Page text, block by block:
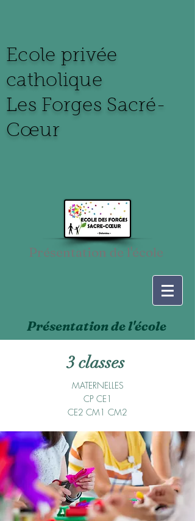
Ecole privée
catholique
Les Forges Sacré-
Cœur
Présentation de l'école
Présentation de l'école
3 classes
MATERNELLES
CP CE1
CE2 CM1 CM2